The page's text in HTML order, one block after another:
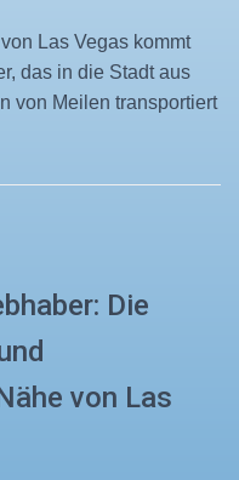
Las Vegas kommt
das in die Stadt aus
von Meilen transportiert
Die
von Las